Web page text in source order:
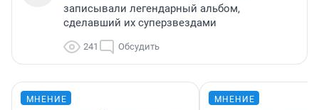
записывали легендарный альбом,
сделавший их суперзвездами
241 Обсудить
МНЕНИЕ МНЕНИЕ